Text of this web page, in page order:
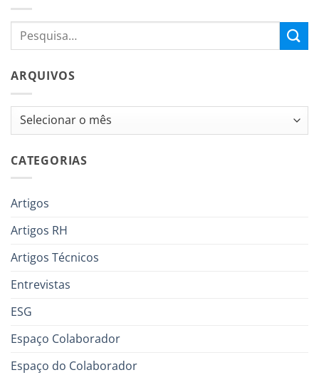
ARQUIVOS
Arquivos
CATEGORIAS
Artigos
Artigos RH
Artigos Técnicos
Entrevistas
ESG
Espaço Colaborador
Espaço do Colaborador